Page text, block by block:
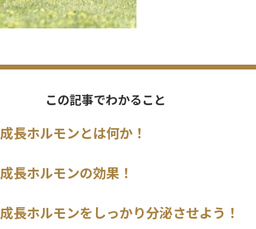
この記事でわかること
成長ホルモンとは何か！
成長ホルモンの効果！
成長ホルモンをしっかり分泌させよう！